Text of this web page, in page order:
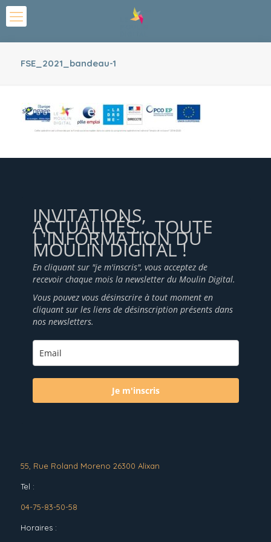
FSE_2021_bandeau-1
INVITATIONS,
ACTUALITÉS... TOUTE
L'INFORMATION DU
MOULIN DIGITAL !
En cliquant sur "je m'inscris", vous acceptez de
recevoir chaque mois la newsletter du Moulin Digital.
Vous pouvez vous désinscrire à tout moment en
cliquant sur les liens de désinscription présents dans
nos newsletters.
Je m'inscris
55, Rue Roland Moreno 26300 Alixan
Tel :
04-75-83-50-58
Horaires :